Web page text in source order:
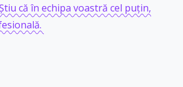
că în echipa voastră cel puțin,